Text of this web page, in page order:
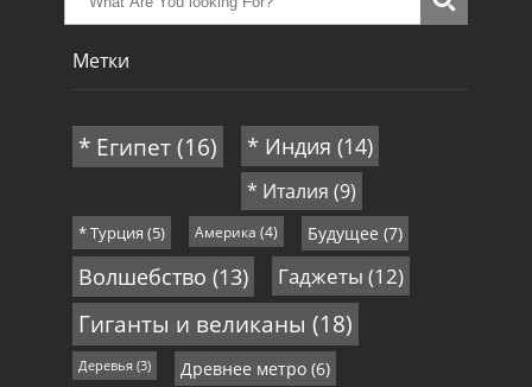
Метки
* Египет(16) * Индия (14)
* Италия (9)
* Турция (5) Америка (4) Будущее (7)
Волшебство (13) Гаджеты (12)
Гиганты и великаны (18)
Деревья(3) Древнее метро(6)